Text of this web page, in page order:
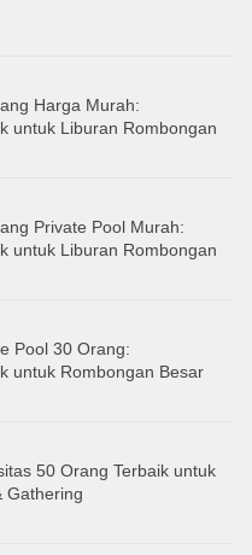
Harga Murah:
untuk Liburan Rombongan
Private Pool Murah:
untuk Liburan Rombongan
Pool 30 Orang:
untuk Rombongan Besar
50 Orang Terbaik untuk
Gathering